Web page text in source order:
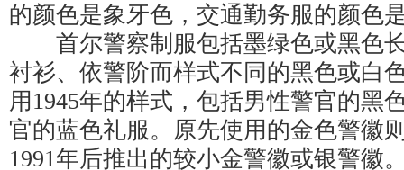
的颜色是象牙色，交通勤务服的颜色
首尔警察制服包括墨绿色或黑色
衬衫、依警阶而样式不同的黑色或白
用1945年的样式，包括男性警官的黑
官的蓝色礼服。原先使用的金色警徽
1991年后推出的较小金警徽或银警徽